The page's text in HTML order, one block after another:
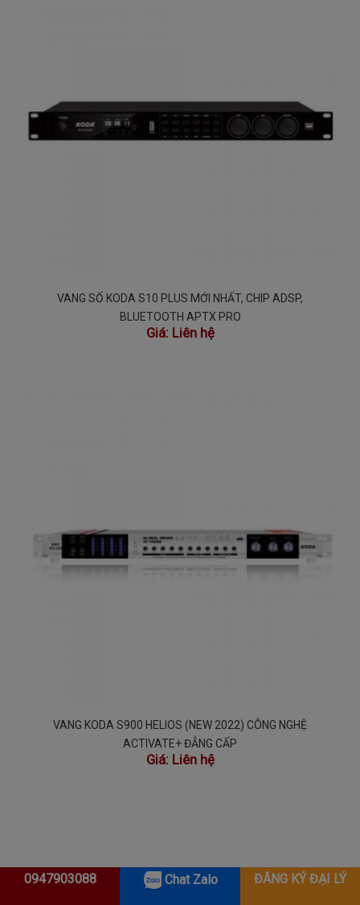
VANG SỐ KODA S10 PLUS MỚI NHẤT, CHIP ADSP,
BLUETOOTH APTX PRO
Giá: Liên hệ
VANG KODA S900 HELIOS (NEW 2022) CÔNG NGHỆ
ACTIVATE+ ĐẲNG CẤP
Giá: Liên hệ
0947903088 Chat Zalo ĐĂNG KÝ ĐẠI LÝ